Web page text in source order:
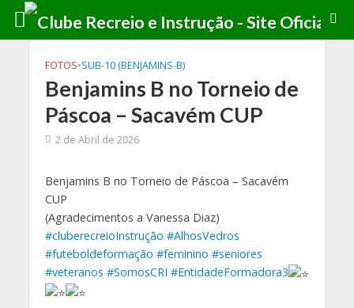
FOTOS•SUB-10 (BENJAMINS-B)
Benjamins B no Torneio de
Páscoa – Sacavém CUP
2 de Abril de 2026
Benjamins B no Torneio de Páscoa – Sacavém
CUP
(Agradecimentos a Vanessa Diaz)
#cluberecreioInstrução #AlhosVedros
#futeboldeformação #feminino #seniores
#veteranos #SomosCRI #EntidadeFormadora3